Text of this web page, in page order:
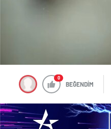
0
BEĞENDİM